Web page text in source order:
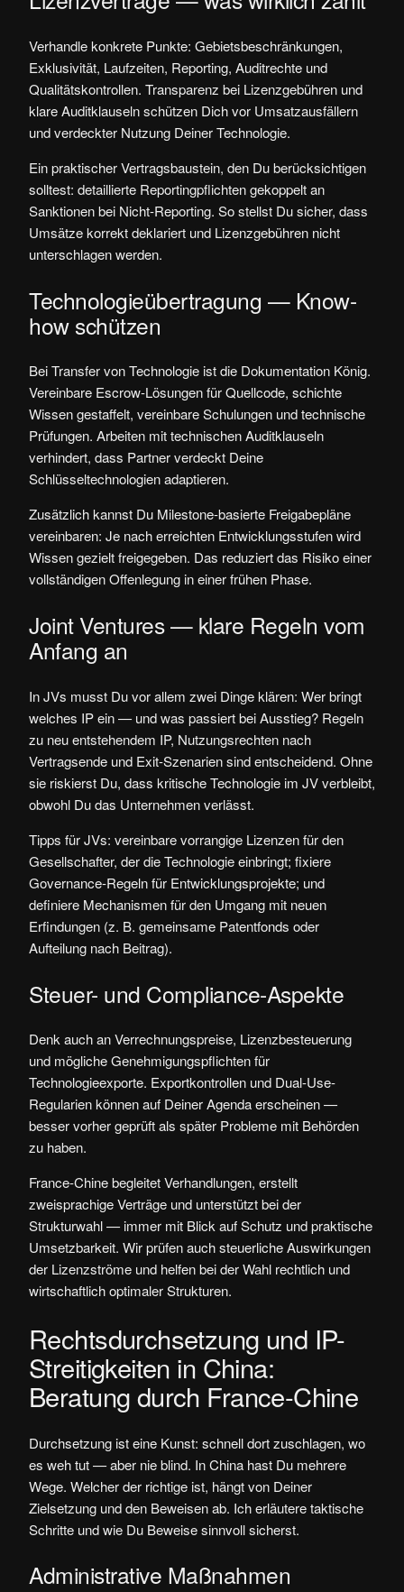
Verhandle konkrete Punkte: Gebietsbeschränkungen,
Exklusivität, Laufzeiten, Reporting, Auditrechte und
Qualitätskontrollen. Transparenz bei Lizenzgebühren und
klare Auditklauseln schützen Dich vor Umsatzausfällern
und verdeckter Nutzung Deiner Technologie.
Ein praktischer Vertragsbaustein, den Du berücksichtigen
solltest: detaillierte Reportingpflichten gekoppelt an
Sanktionen bei Nicht-Reporting. So stellst Du sicher, dass
Umsätze korrekt deklariert und Lizenzgebühren nicht
unterschlagen werden.
Technologieübertragung — Know-
how schützen
Bei Transfer von Technologie ist die Dokumentation König.
Vereinbare Escrow-Lösungen für Quellcode, schichte
Wissen gestaffelt, vereinbare Schulungen und technische
Prüfungen. Arbeiten mit technischen Auditklauseln
verhindert, dass Partner verdeckt Deine
Schlüsseltechnologien adaptieren.
Zusätzlich kannst Du Milestone-basierte Freigabepläne
vereinbaren: Je nach erreichten Entwicklungsstufen wird
Wissen gezielt freigegeben. Das reduziert das Risiko einer
vollständigen Offenlegung in einer frühen Phase.
Joint Ventures — klare Regeln vom
Anfang an
In JVs musst Du vor allem zwei Dinge klären: Wer bringt
welches IP ein — und was passiert bei Ausstieg? Regeln
zu neu entstehendem IP, Nutzungsrechten nach
Vertragsende und Exit-Szenarien sind entscheidend. Ohne
sie riskierst Du, dass kritische Technologie im JV verbleibt,
obwohl Du das Unternehmen verlässt.
Tipps für JVs: vereinbare vorrangige Lizenzen für den
Gesellschafter, der die Technologie einbringt; fixiere
Governance-Regeln für Entwicklungsprojekte; und
definiere Mechanismen für den Umgang mit neuen
Erfindungen (z. B. gemeinsame Patentfonds oder
Aufteilung nach Beitrag).
Steuer- und Compliance-Aspekte
Denk auch an Verrechnungspreise, Lizenzbesteuerung
und mögliche Genehmigungspflichten für
Technologieexporte. Exportkontrollen und Dual-Use-
Regularien können auf Deiner Agenda erscheinen —
besser vorher geprüft als später Probleme mit Behörden
zu haben.
France-Chine begleitet Verhandlungen, erstellt
zweisprachige Verträge und unterstützt bei der
Strukturwahl — immer mit Blick auf Schutz und praktische
Umsetzbarkeit. Wir prüfen auch steuerliche Auswirkungen
der Lizenzströme und helfen bei der Wahl rechtlich und
wirtschaftlich optimaler Strukturen.
Rechtsdurchsetzung und IP-
Streitigkeiten in China:
Beratung durch France-Chine
Durchsetzung ist eine Kunst: schnell dort zuschlagen, wo
es weh tut — aber nie blind. In China hast Du mehrere
Wege. Welcher der richtige ist, hängt von Deiner
Zielsetzung und den Beweisen ab. Ich erläutere taktische
Schritte und wie Du Beweise sinnvoll sicherst.
Administrative Maßnahmen